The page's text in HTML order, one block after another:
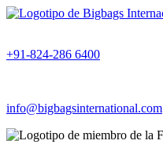
+91-824-286 6400
info@bigbagsinternational.com